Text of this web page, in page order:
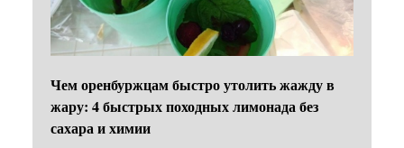
Чем оренбуржцам быстро утолить жажду в
жару: 4 быстрых походных лимонада без
сахара и химии